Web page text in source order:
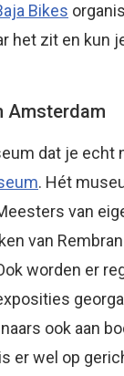
Bikes
het zit en kun
Amsterdam
dat je echt
. Hét
van
van
worden er
ook aan
er wel op